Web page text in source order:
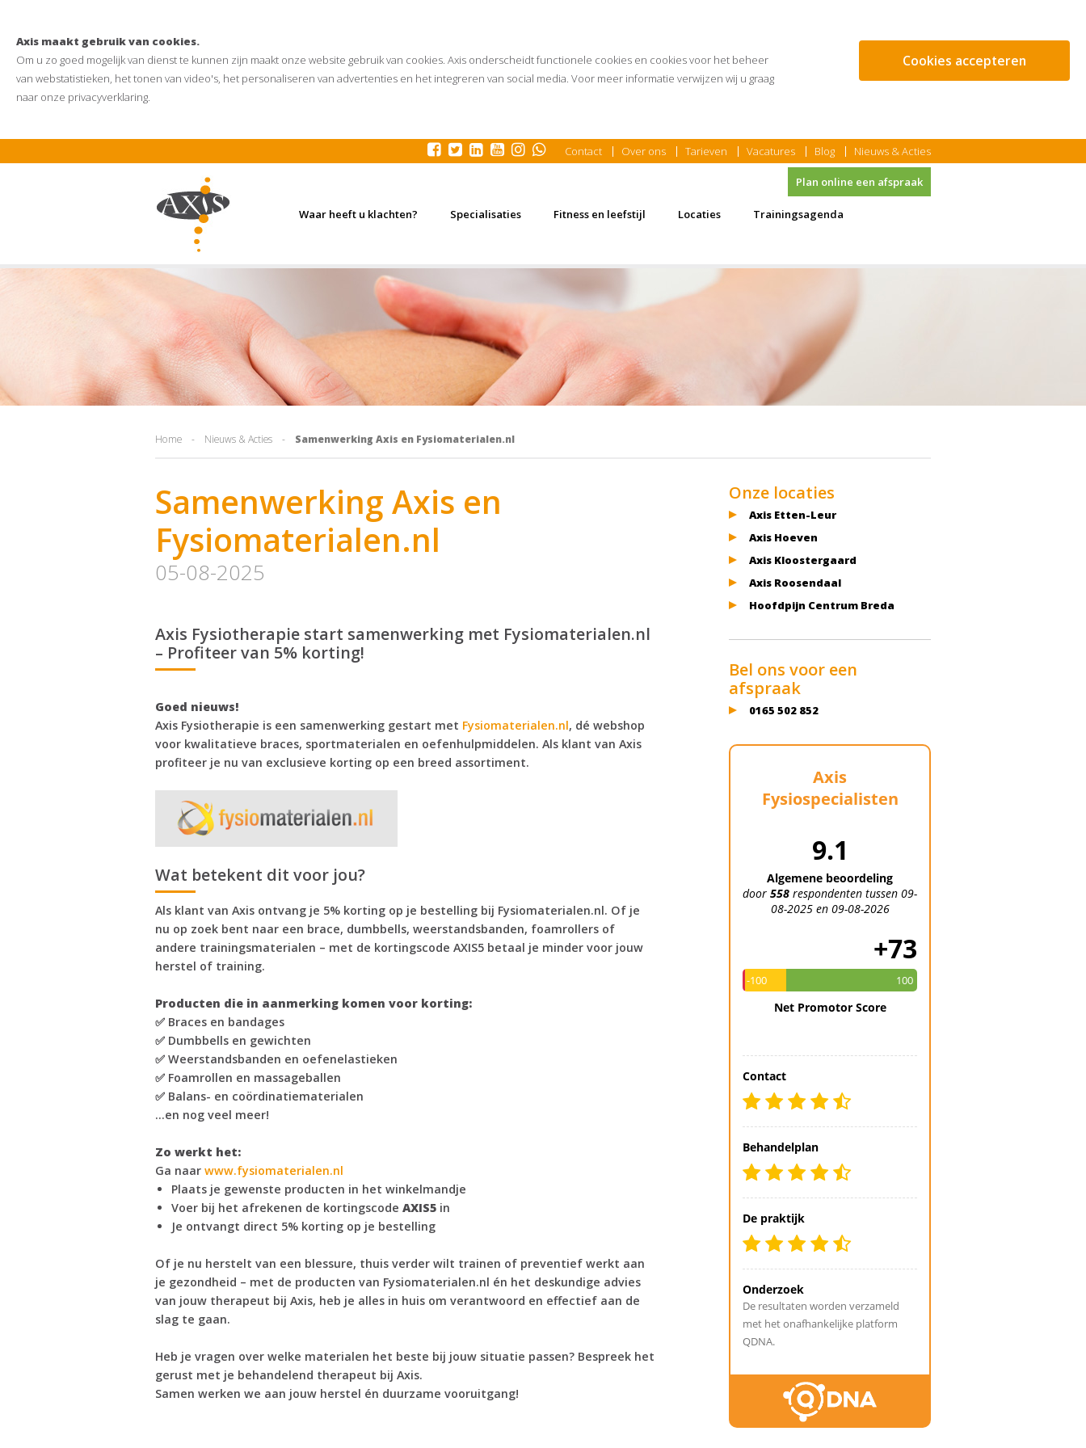
Axis maakt gebruik van cookies.
Om u zo goed mogelijk van dienst te kunnen zijn maakt onze website gebruik van cookies. Axis onderscheidt functionele cookies en cookies voor het beheer
van webstatistieken, het tonen van video's, het personaliseren van advertenties en het integreren van social media. Voor meer informatie verwijzen wij u graag
naar onze privacyverklaring.
Cookies accepteren
Waar heeft u klachten? Specialisaties Fitness en leefstijl Locaties Trainingsagenda
Plan online een afspraak
Contact Over ons Tarieven Vacatures Blog Nieuws & Acties
Home - Nieuws & Acties - Samenwerking Axis en Fysiomaterialen.nl
Samenwerking Axis en
Fysiomaterialen.nl
05-08-2025
Axis Fysiotherapie start samenwerking met Fysiomaterialen.nl
– Profiteer van 5% korting!
Goed nieuws!
Axis Fysiotherapie is een samenwerking gestart met Fysiomaterialen.nl, dé webshop
voor kwalitatieve braces, sportmaterialen en oefenhulpmiddelen. Als klant van Axis
profiteer je nu van exclusieve korting op een breed assortiment.
Wat betekent dit voor jou?
Als klant van Axis ontvang je 5% korting op je bestelling bij Fysiomaterialen.nl. Of je
nu op zoek bent naar een brace, dumbbells, weerstandsbanden, foamrollers of
andere trainingsmaterialen – met de kortingscode AXIS5 betaal je minder voor jouw
herstel of training.
Producten die in aanmerking komen voor korting:
✅ Braces en bandages
✅ Dumbbells en gewichten
✅ Weerstandsbanden en oefenelastieken
✅ Foamrollen en massageballen
✅ Balans- en coördinatiematerialen
...en nog veel meer!
Zo werkt het:
Ga naar www.fysiomaterialen.nl
Plaats je gewenste producten in het winkelmandje
Voer bij het afrekenen de kortingscode AXIS5 in
Je ontvangt direct 5% korting op je bestelling
Of je nu herstelt van een blessure, thuis verder wilt trainen of preventief werkt aan
je gezondheid – met de producten van Fysiomaterialen.nl én het deskundige advies
van jouw therapeut bij Axis, heb je alles in huis om verantwoord en effectief aan de
slag te gaan.
Heb je vragen over welke materialen het beste bij jouw situatie passen? Bespreek het
gerust met je behandelend therapeut bij Axis.
Samen werken we aan jouw herstel én duurzame vooruitgang!
Onze locaties
Axis Etten-Leur
Axis Hoeven
Axis Kloostergaard
Axis Roosendaal
Hoofdpijn Centrum Breda
Bel ons voor een
afspraak
0165 502 852